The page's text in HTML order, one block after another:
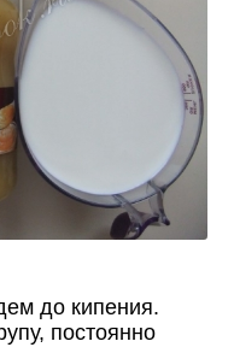
до кипения.
постоянно